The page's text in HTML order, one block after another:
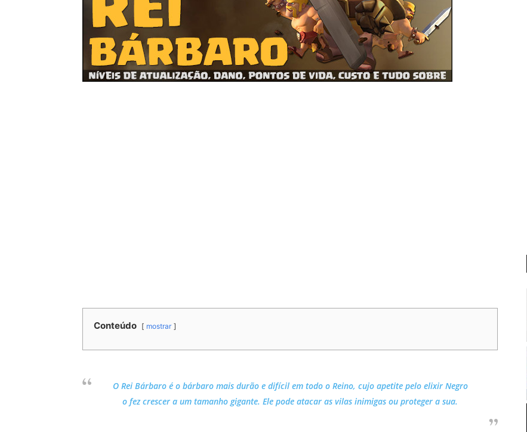
Conteúdo mostrar
O Rei Bárbaro é o bárbaro mais durão e difícil em todo o Reino, cujo apetite pelo elixir Negro
o fez crescer a um tamanho gigante. Ele pode atacar as vilas inimigas ou proteger a sua.